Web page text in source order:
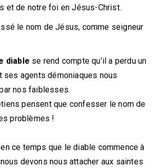
et de notre foi en Jésus-Christ.
le nom de Jésus, comme seigneur
diable se rend compte qu’il a perdu un
ses agents démoniaques nous
nos faiblesses.
pensent que confesser le nom de
problèmes !
ce temps que le diable commence à
devons nous attacher aux saintes